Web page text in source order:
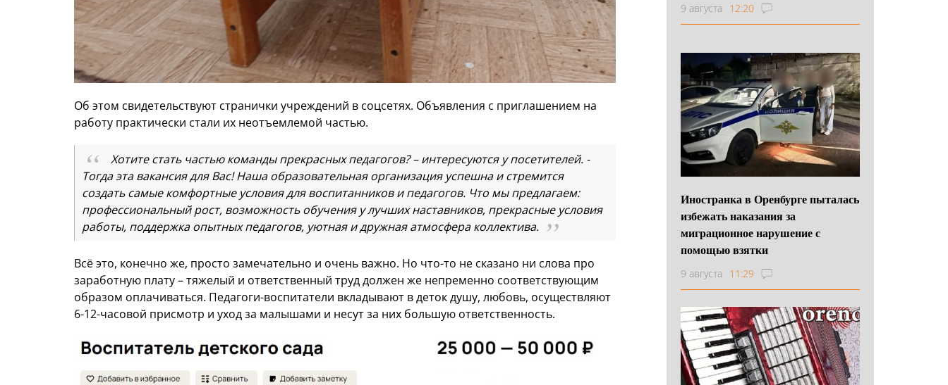
Об этом свидетельствуют странички учреждений в соцсетях. Объявления с приглашением на
работу практически стали их неотъемлемой частью.
Хотите стать частью команды прекрасных педагогов? – интересуются у посетителей. -
Тогда эта вакансия для Вас! Наша образовательная организация успешна и стремится
создать самые комфортные условия для воспитанников и педагогов. Что мы предлагаем:
профессиональный рост, возможность обучения у лучших наставников, прекрасные условия
работы, поддержка опытных педагогов, уютная и дружная атмосфера коллектива.
Всё это, конечно же, просто замечательно и очень важно. Но что-то не сказано ни слова про
заработную плату – тяжелый и ответственный труд должен же непременно соответствующим
образом оплачиваться. Педагоги-воспитатели вкладывают в деток душу, любовь, осуществляют
6-12-часовой присмотр и уход за малышами и несут за них большую ответственность.
9 августа 12:20
Иностранка в Оренбурге пыталась
избежать наказания за
миграционное нарушение с
помощью взятки
9 августа 11:29